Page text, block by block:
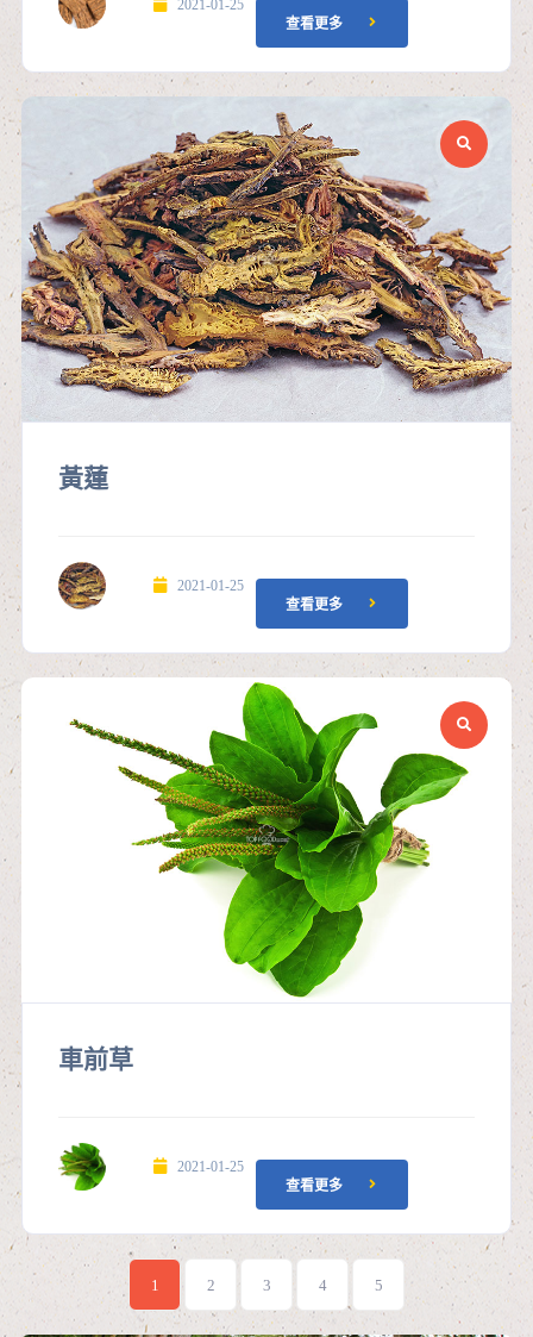
2021-01-25
查看更多
黃蓮
2021-01-25
查看更多
車前草
2021-01-25
查看更多
1 2 3 4 5